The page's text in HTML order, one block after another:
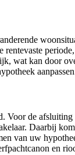
wat kan door
de
Daarbij
van uw
en